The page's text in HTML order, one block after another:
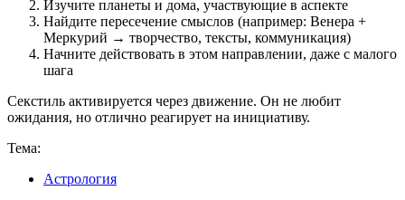
Изучите планеты и дома, участвующие в аспекте
Найдите пересечение смыслов (например: Венера +
Меркурий → творчество, тексты, коммуникация)
Начните действовать в этом направлении, даже с малого
шага
Секстиль активируется через движение. Он не любит
ожидания, но отлично реагирует на инициативу.
Тема:
Астрология